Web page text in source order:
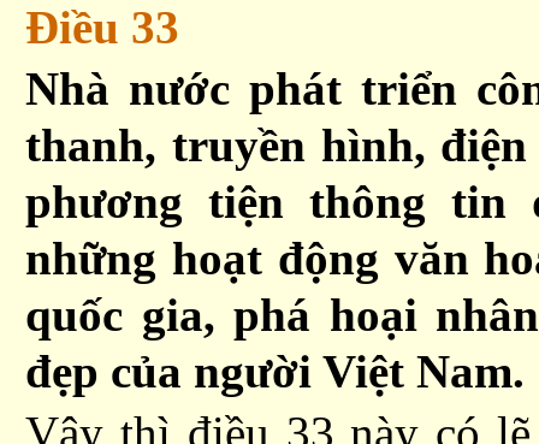
Ðiều 33
Nhà nước phát triển
thanh, truyền hình,
phương tiện thông tin
những hoạt động văn
quốc gia, phá hoại
đẹp của người Việt Nam.
Vậy thì điều 33 này có